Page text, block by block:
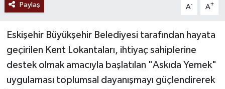
Paylaş A- A+
Eskişehir Büyükşehir Belediyesi tarafından hayata
geçirilen Kent Lokantaları, ihtiyaç sahiplerine
destek olmak amacıyla başlatılan "Askıda Yemek"
uygulaması toplumsal dayanışmayı güçlendirerek